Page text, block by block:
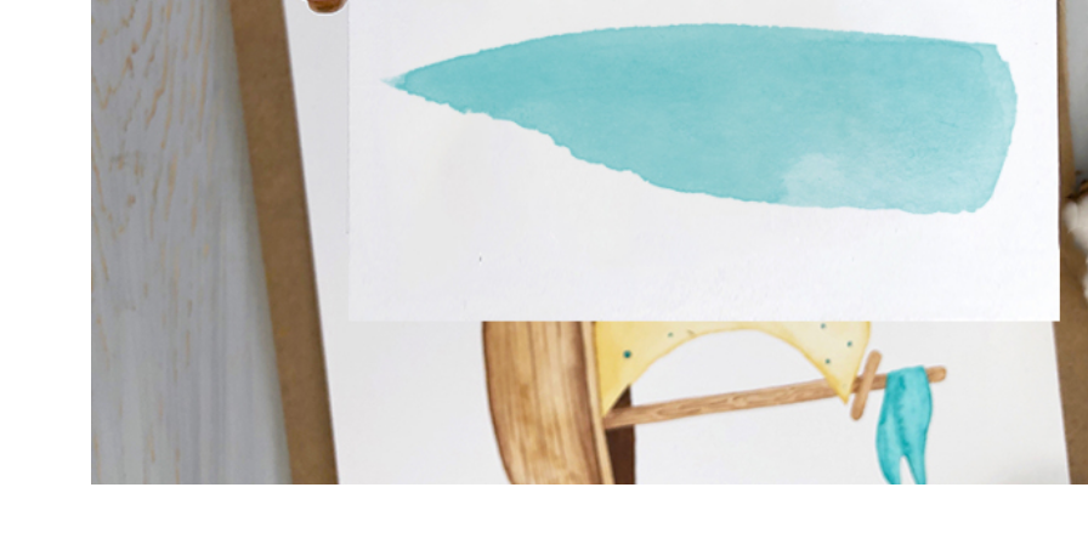
Dịch vụ chỉnh sửa sản phẩm Dịch vụ sửa lại đồ trang sức